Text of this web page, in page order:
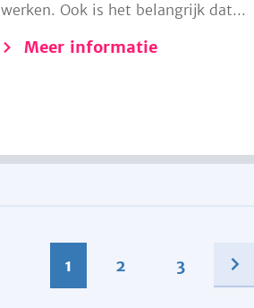
werken. Ook is het belangrijk dat...
Meer informatie
1 2 3